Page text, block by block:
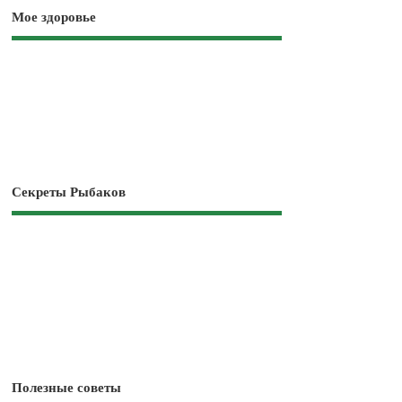
Мое здоровье
Секреты Рыбаков
Полезные советы